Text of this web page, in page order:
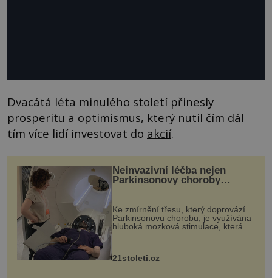
Dvacátá léta minulého století přinesly
prosperitu a optimismus, který nutil čím dál
tím více lidí investovat do akcií.
Neinvazivní léčba nejen
Parkinsonovy choroby
Ke zmírnění třesu, který doprovází
Parkinsonovu chorobu, je využívána
hluboká mozková stimulace, která
však vyžaduje vysoce invazivní
zákrok. Ultrazvuk zase není vhodný
k dostatečně přesnému zacílení ...
21stoleti.cz